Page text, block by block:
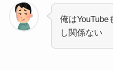
俺はYouTube
し関係ない